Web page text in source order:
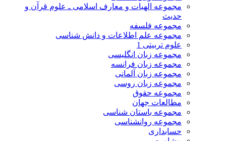
مجموعه الهیات و معارف اسلامی ـ علوم قرآن و
حدیث
مجموعه فلسفه
مجموعه علم اطلاعات و دانش شناسی
علوم تربیتی 1
مجموعه زبان انگلیسی
مجموعه زبان فرانسه
مجموعه زبان آلمانی
مجموعه زبان روسی
مجموعه حقوق
مطالعات جهان
مجموعه باستان شناسی
مجموعه روانشناسی
حسابداری